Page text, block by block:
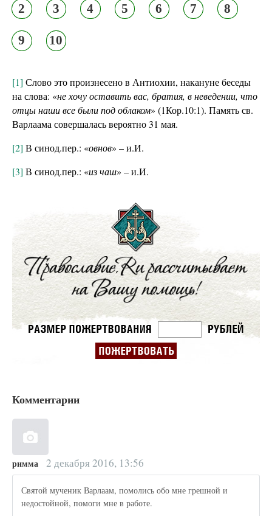
2 3 4 5 6 7 8
9 10
[1] Слово это произнесено в Антиохии, накануне беседы
на слова: «не хочу оставить вас, братия, в неведении, что
отцы наши все были под облаком» (1Кор.10:1). Память св.
Варлаама совершалась вероятно 31 мая.
[2] В синод.пер.: «овнов» – и.И.
[3] В синод.пер.: «из чаш» – и.И.
Комментарии
римма 2 декабря 2016, 13:56
Святой мученик Варлаам, помолись обо мне грешной и
недостойной, помоги мне в работе.